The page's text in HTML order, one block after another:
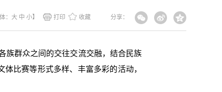
分享：
： 大 中 小】 打印 收藏
族群众之间的交往交流交融，结合民族
比赛等形式多样、丰富多彩的活动，